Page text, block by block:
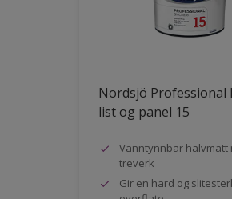
Nordsjö Professional
list og panel 15
Vanntynnbar halvmatt
treverk
Gir en hard og